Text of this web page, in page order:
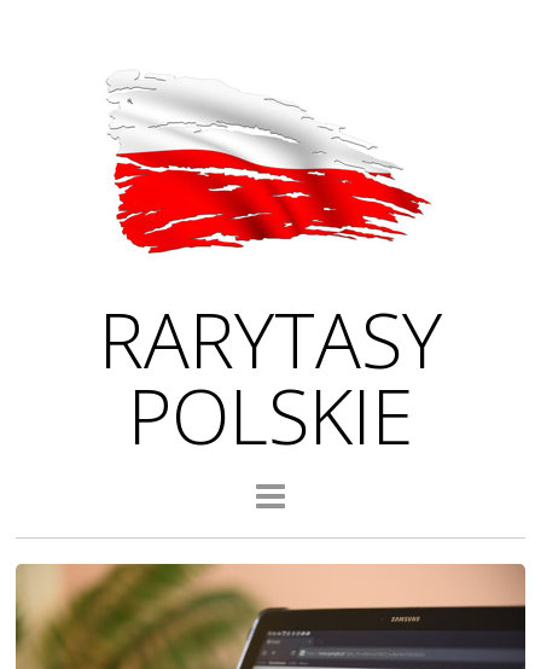
RARYTASY
POLSKIE